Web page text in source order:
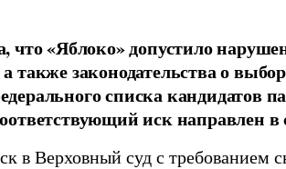
что «Яблоко» допустило
также законодательства о
списка кандидатов
иск направлен в
в Верховный суд с требованием